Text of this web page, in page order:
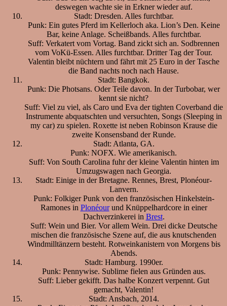
deswegen wachte sie in Erkner wieder auf.
Stadt: Dresden. Alles furchtbar.
Punk: Ein gutes Pferd im Kellerloch aka. Lion’s Den. Keine
Bar, keine Anlage. Scheißbands. Alles furchtbar.
Suff: Verkatert vom Vortag. Band zickt sich an. Sodbrennen
vom VoKü-Essen. Alles furchtbar. Dritter Tag der Tour.
Valentin bleibt nüchtern und fährt mit 25 Euro in der Tasche
die Band nachts noch nach Hause.
Stadt: Bangkok.
Punk: Die Photsans. Oder Teile davon. In der Turbobar, wer
kennt sie nicht?
Suff: Viel zu viel, als Caro und Eva der tighten Coverband die
Instrumente abquatschten und versuchten, Songs (Sleeping in
my car) zu spielen. Roxette ist neben Robinson Krause die
zweite Konsensband der Runde.
Stadt: Atlanta, GA.
Punk: NOFX. Wie amerikanisch.
Suff: Von South Carolina fuhr der kleine Valentin hinten im
Umzugswagen nach Georgia.
Stadt: Einige in der Bretagne. Rennes, Brest, Plonéour-
Lanvern.
Punk: Folkiger Punk von den französischen Hinkelstein-
Ramones in Plonéourund Knüppelhardcore in einer
Dachverzinkerei in Brest.
Suff: Wein und Bier. Vor allem Wein. Drei dicke Deutsche
mischen die französische Szene auf, die aus knutschenden
Windmilltänzern besteht. Rotweinkanistern von Morgens bis
Abends.
Stadt: Hamburg. 1990er.
Punk: Pennywise. Sublime fielen aus Gründen aus.
Suff: Lieber gekifft. Das halbe Konzert verpennt. Gut
gemacht, Valentin!
Stadt: Ansbach, 2014.